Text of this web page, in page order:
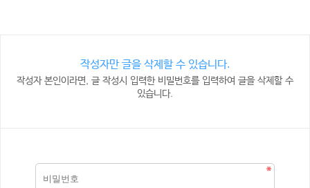
작성자만 글을 삭제할 수 있습니다.
작성자 본인이라면, 글 작성시 입력한 비밀번호를 입력하여 글을 삭제할 수
있습니다.